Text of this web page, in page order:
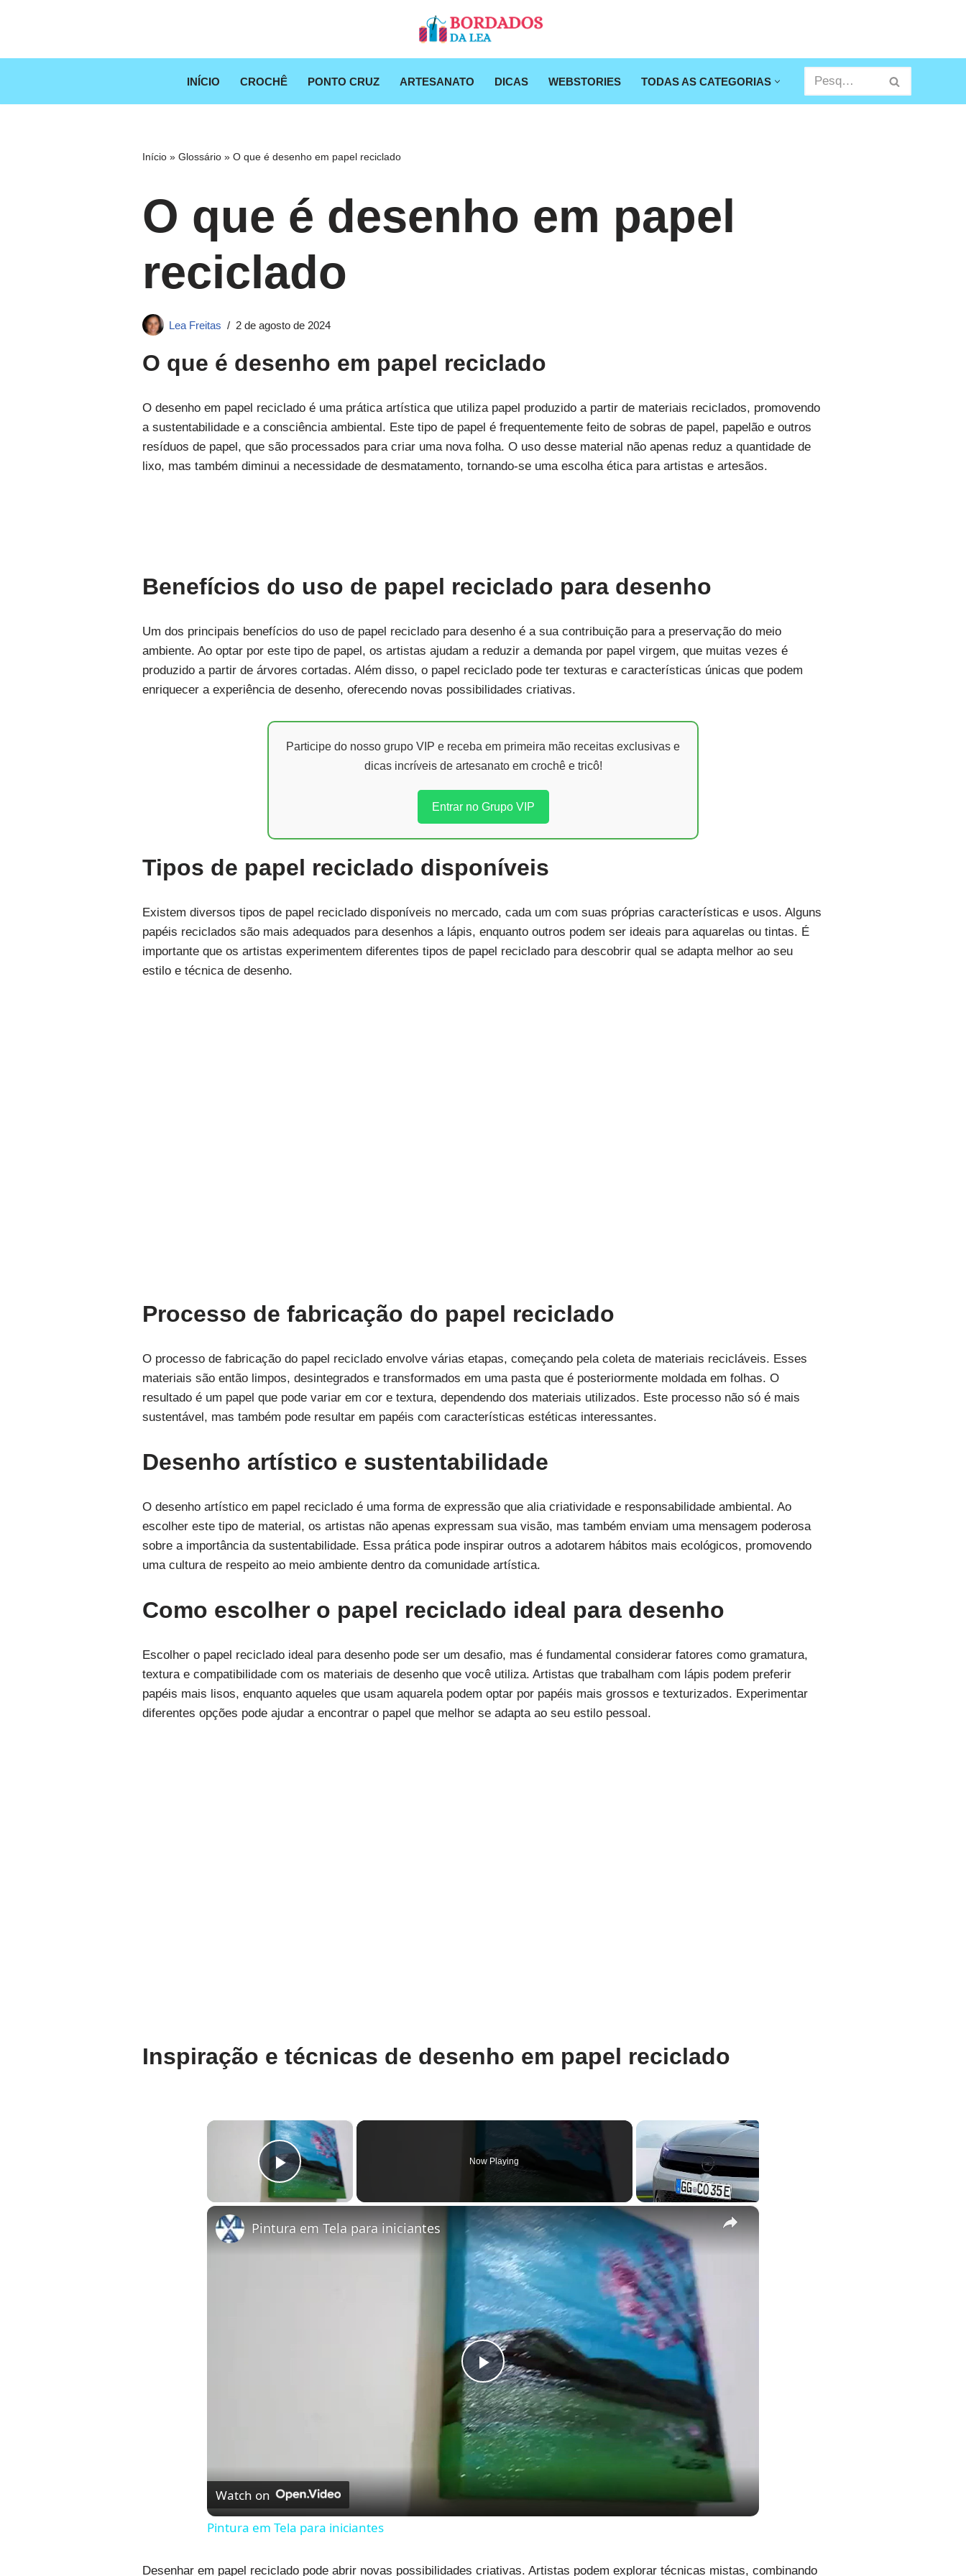
para
INÍCIO CROCHÊ PONTO CRUZ ARTESANATO DICAS WEBSTORIES TODAS AS CATEGORIAS
Início »Glossário »O que é desenho em papel reciclado
O que é desenho em papel
reciclado
Lea Freitas 2 de agosto de 2024
O que é desenho em papel reciclado
O desenho em papel reciclado é uma prática artística que utiliza papel produzido a partir de materiais reciclados, promovendo
a sustentabilidade e a consciência ambiental. Este tipo de papel é frequentemente feito de sobras de papel, papelão e outros
resíduos de papel, que são processados para criar uma nova folha. O uso desse material não apenas reduz a quantidade de
lixo, mas também diminui a necessidade de desmatamento, tornando-se uma escolha ética para artistas e artesãos.
Benefícios do uso de papel reciclado para desenho
Um dos principais benefícios do uso de papel reciclado para desenho é a sua contribuição para a preservação do meio
ambiente. Ao optar por este tipo de papel, os artistas ajudam a reduzir a demanda por papel virgem, que muitas vezes é
produzido a partir de árvores cortadas. Além disso, o papel reciclado pode ter texturas e características únicas que podem
enriquecer a experiência de desenho, oferecendo novas possibilidades criativas.
Participe do nosso grupo VIP e receba em primeira mão receitas exclusivas e
dicas incríveis de artesanato em crochê e tricô!
Entrar no Grupo VIP
Tipos de papel reciclado disponíveis
Existem diversos tipos de papel reciclado disponíveis no mercado, cada um com suas próprias características e usos. Alguns
papéis reciclados são mais adequados para desenhos a lápis, enquanto outros podem ser ideais para aquarelas ou tintas. É
importante que os artistas experimentem diferentes tipos de papel reciclado para descobrir qual se adapta melhor ao seu
estilo e técnica de desenho.
Processo de fabricação do papel reciclado
O processo de fabricação do papel reciclado envolve várias etapas, começando pela coleta de materiais recicláveis. Esses
materiais são então limpos, desintegrados e transformados em uma pasta que é posteriormente moldada em folhas. O
resultado é um papel que pode variar em cor e textura, dependendo dos materiais utilizados. Este processo não só é mais
sustentável, mas também pode resultar em papéis com características estéticas interessantes.
Desenho artístico e sustentabilidade
O desenho artístico em papel reciclado é uma forma de expressão que alia criatividade e responsabilidade ambiental. Ao
escolher este tipo de material, os artistas não apenas expressam sua visão, mas também enviam uma mensagem poderosa
sobre a importância da sustentabilidade. Essa prática pode inspirar outros a adotarem hábitos mais ecológicos, promovendo
uma cultura de respeito ao meio ambiente dentro da comunidade artística.
Como escolher o papel reciclado ideal para desenho
Escolher o papel reciclado ideal para desenho pode ser um desafio, mas é fundamental considerar fatores como gramatura,
textura e compatibilidade com os materiais de desenho que você utiliza. Artistas que trabalham com lápis podem preferir
papéis mais lisos, enquanto aqueles que usam aquarela podem optar por papéis mais grossos e texturizados. Experimentar
diferentes opções pode ajudar a encontrar o papel que melhor se adapta ao seu estilo pessoal.
Inspiração e técnicas de desenho em papel reciclado
×
Play Video
Now Playing
×
Play
Video
Pintura em Tela para iniciantes
Watch on
Pintura em Tela para iniciantes
Desenhar em papel reciclado pode abrir novas possibilidades criativas. Artistas podem explorar técnicas mistas, combinando